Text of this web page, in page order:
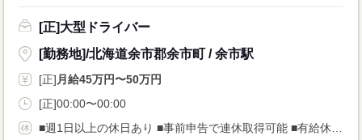
[正]大型ドライバー
[勤務地]/北海道余市郡余市町 / 余市駅
[正]月給45万円〜50万円
[正]00:00〜00:00
■週1日以上の休日あり ■事前申告で連休取得可能 ■有給休暇あり